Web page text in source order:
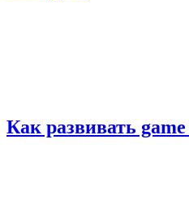
Как развивать